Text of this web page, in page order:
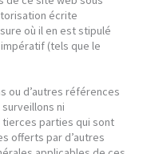
écrite
où il en est stipulé
(tels que le
ou d’autres références
ni
tierces parties qui sont
offerts par d’autres